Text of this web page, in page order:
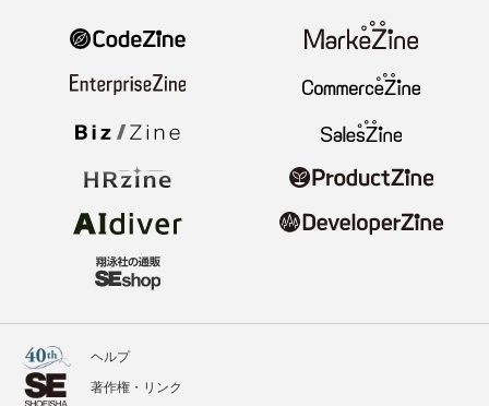
ヘルプ
著作権・リンク